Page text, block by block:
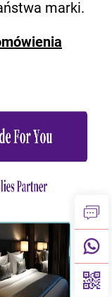
marki.